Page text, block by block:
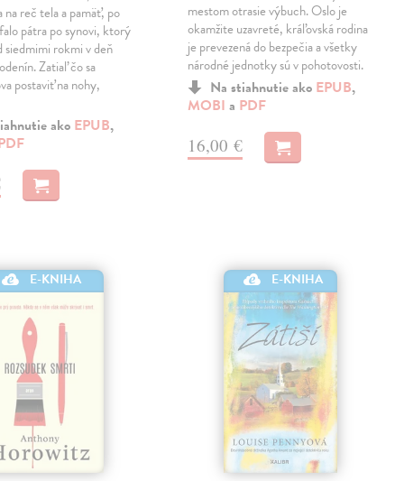
na reč tela a pamäť, po
pátra po synovi, ktorý
siedmimi rokmi v deň
Zatiaľ čo sa
postaviť na nohy,
ako EPUB,
mestom otrasie výbuch. Oslo je
okamžite uzavreté, kráľovská rodina
je prevezená do bezpečia a všetky
národné jednotky sú v pohotovosti.
Na stiahnutie ako EPUB,
MOBI a PDF
16,00 €
E-KNIHA E-KNIHA